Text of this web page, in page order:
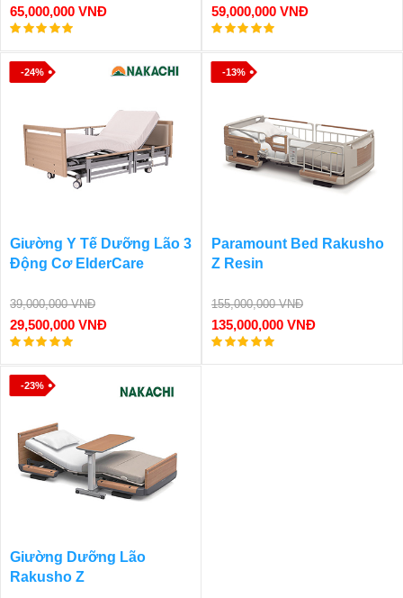
65,000,000 VNĐ 59,000,000 VNĐ
-24%
Giường Y Tế Dưỡng Lão 3
Động Cơ ElderCare
39,000,000 VNĐ
29,500,000 VNĐ
-13%
Paramount Bed Rakusho
Z Resin
155,000,000 VNĐ
135,000,000 VNĐ
-23%
Giường Dưỡng Lão
Rakusho Z